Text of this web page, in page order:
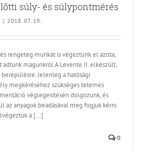
súly- és súlypontmérés
| 2018. 07. 19.
rengeteg munkát is végeztünk el azóta,
magunkról.A Levente II. elkészült,
Jelenleg a hatósági
megkéréséhez szükséges tetemes
véglegesítésén dolgozunk, és
az anyagok beadásával meg fogjuk kérni
a [...]
0